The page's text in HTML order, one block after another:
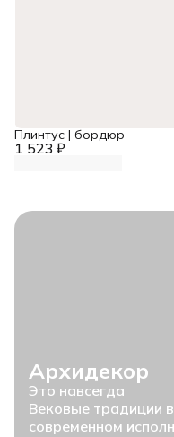
1 523 ₽
Плинтус | бордюр
Архидекор
Это навсегда
Вековые традиции в
современном